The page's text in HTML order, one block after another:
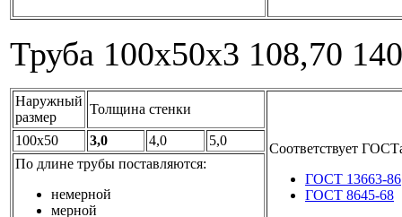
Труба 100x50x3 108,70
Наружный
размер
Толщина стенки
Соответствует
ГОСТ 13663-86
ГОСТ 8645-68
100x50 3,0 4,0
5,0
По длине трубы поставляются:
немерной
мерной